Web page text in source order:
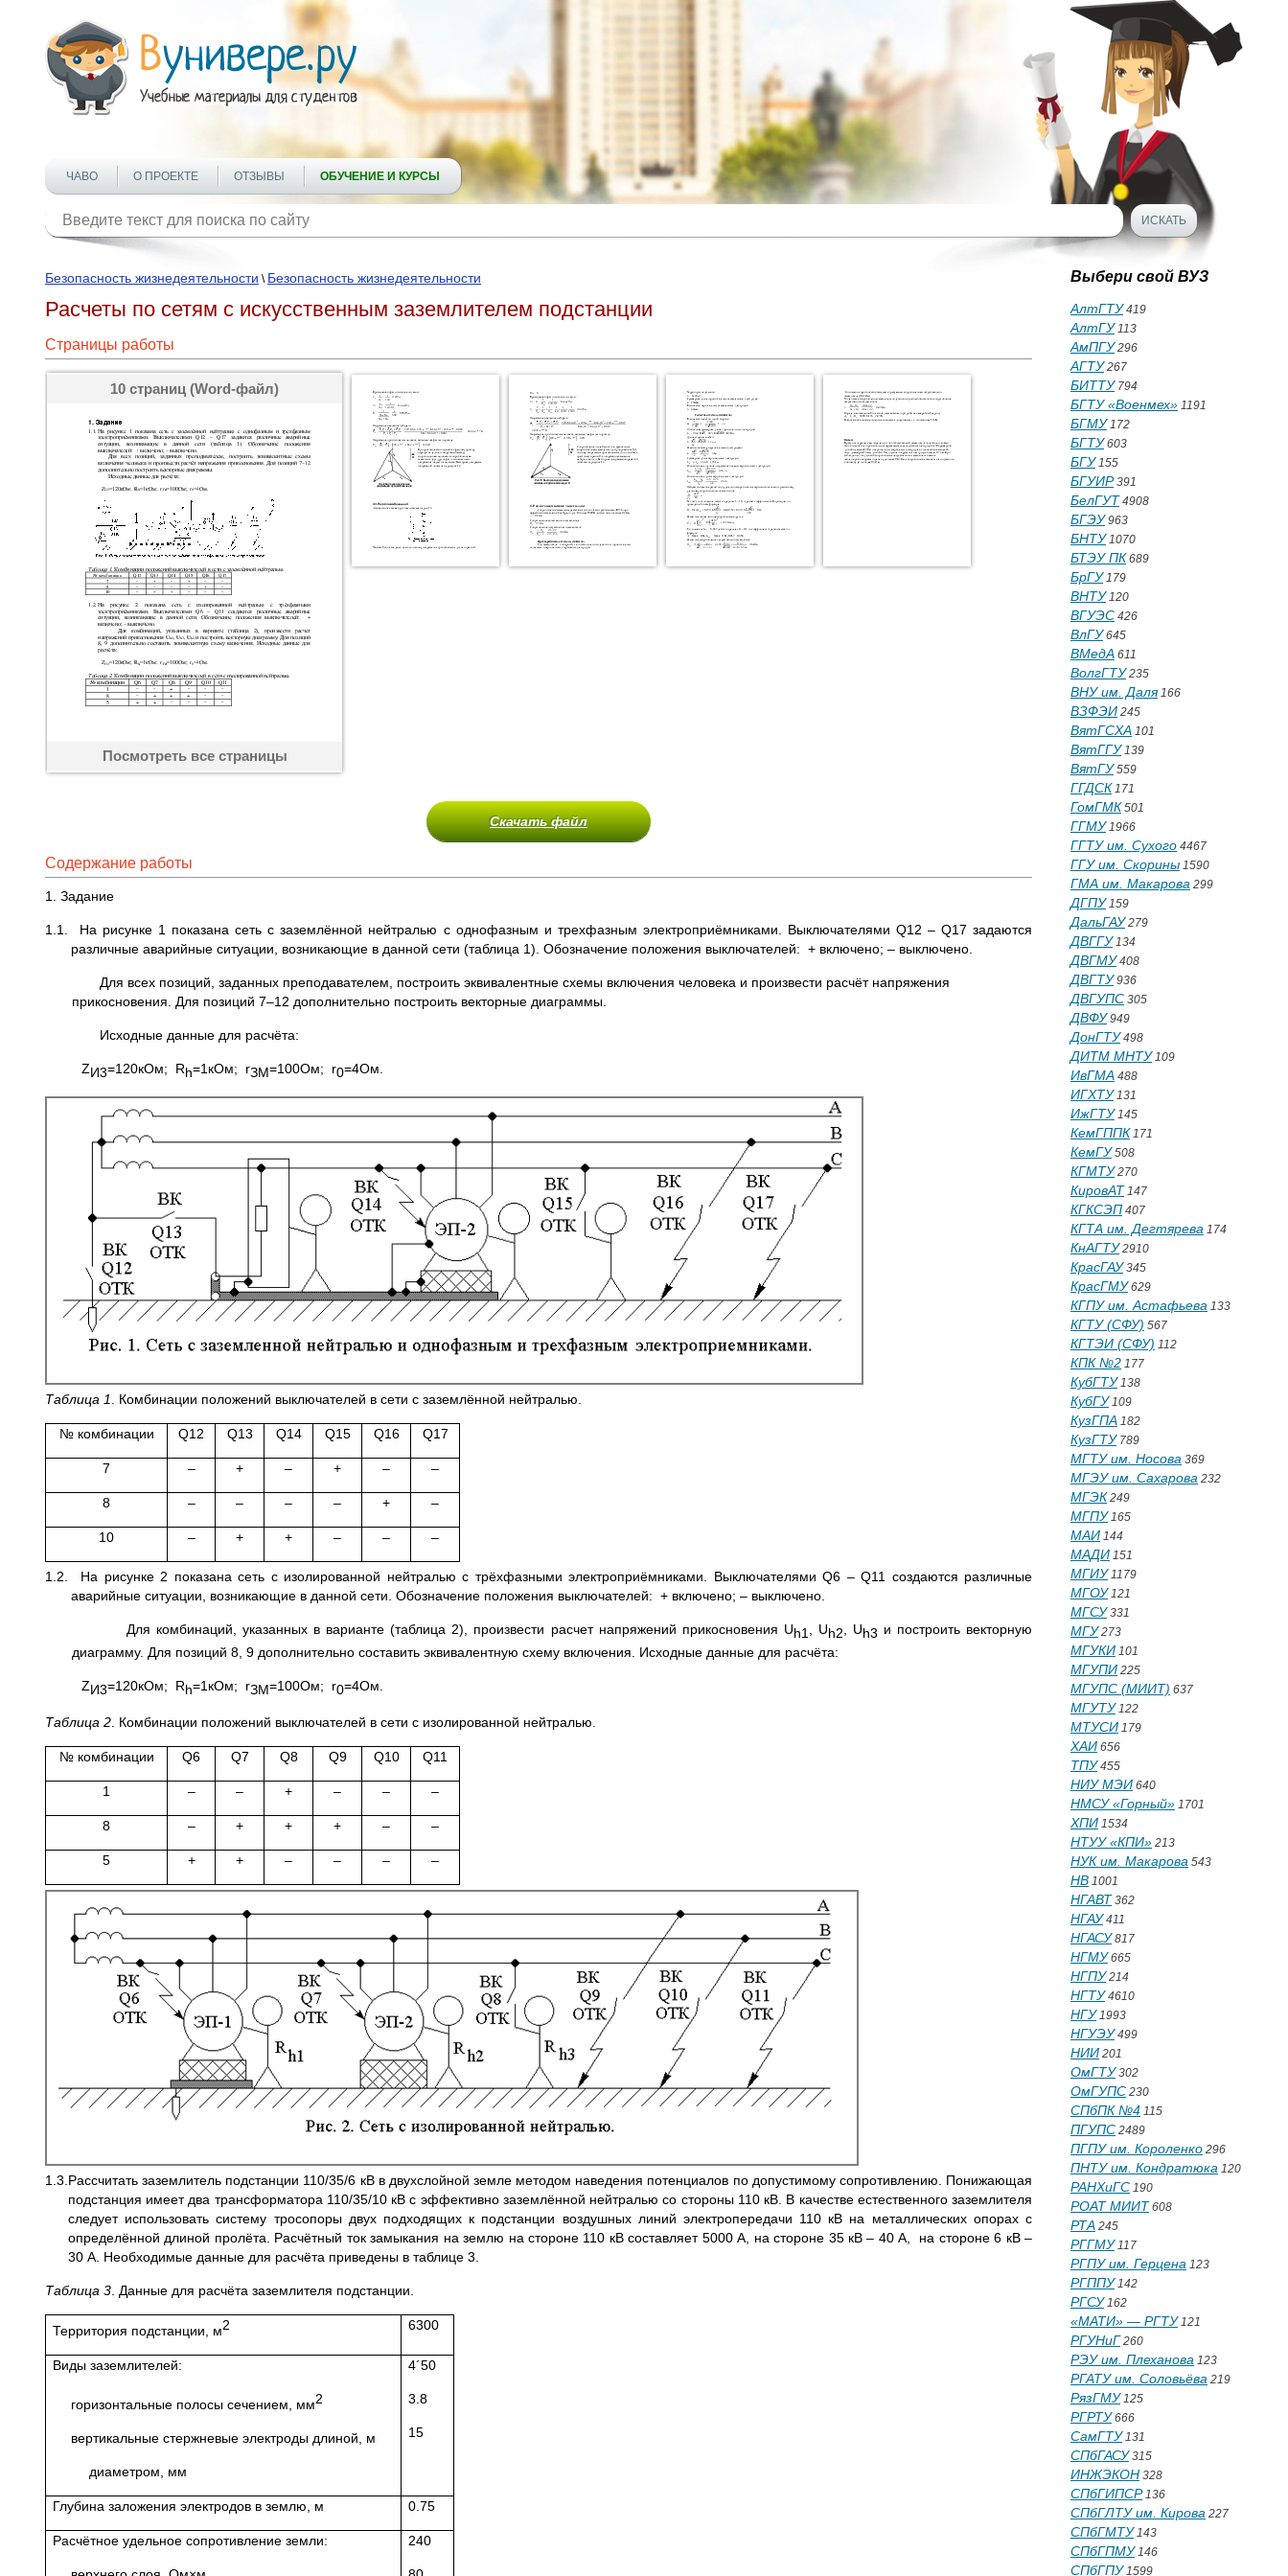
ЧАВО О ПРОЕКТЕ ОТЗЫВЫ ОБУЧЕНИЕ И КУРСЫ
Безопасность жизнедеятельности \ Безопасность жизнедеятельности
Расчеты по сетям с искусственным заземлителем подстанции
Страницы работы
10 страниц (Word-файл)
Посмотреть все страницы
Скачать файл
Содержание работы
1. Задание
1.1. На рисунке 1 показана сеть с заземлённой нейтралью с однофазным и трехфазным электроприёмниками. Выключателями Q12 – Q17 задаются
различные аварийные ситуации, возникающие в данной сети (таблица 1). Обозначение положения выключателей: + включено; – выключено.
Для всех позиций, заданных преподавателем, построить эквивалентные схемы включения человека и произвести расчёт напряжения
прикосновения. Для позиций 7–12 дополнительно построить векторные диаграммы.
Исходные данные для расчёта:
ZИ3=120кОм; Rh=1кОм; rЗМ=100Ом; r0=4Ом.
Таблица 1 . Комбинации положений выключателей в сети с заземлённой нейтралью.
№ комбинации Q12 Q13 Q14 Q15 Q16 Q17
7 – + – + – –
8 – – – – + –
10 – + + – – –
1.2. На рисунке 2 показана сеть с изолированной нейтралью с трёхфазными электроприёмниками. Выключателями Q6 – Q11 создаются различные
аварийные ситуации, возникающие в данной сети. Обозначение положения выключателей: + включено; – выключено.
Для комбинаций, указанных в варианте (таблица 2), произвести расчет напряжений прикосновения Uh1 , Uh2 , Uh3 и построить векторную
диаграмму. Для позиций 8, 9 дополнительно составить эквивалентную схему включения. Исходные данные для расчёта:
ZИ3=120кОм; Rh=1кОм; rЗМ=100Ом; r0=4Ом.
Таблица 2. Комбинации положений выключателей в сети с изолированной нейтралью.
№ комбинации Q6 Q7 Q8 Q9 Q10 Q11
1 – – + – – –
8 – + + + – –
5 + + – – – –
1.3.Рассчитать заземлитель подстанции 110/35/6 кВ в двухслойной земле методом наведения потенциалов по допустимому сопротивлению. Понижающая
подстанция имеет два трансформатора 110/35/10 кВ с эффективно заземлённой нейтралью со стороны 110 кВ. В качестве естественного заземлителя
следует использовать систему тросопоры двух подходящих к подстанции воздушных линий электропередачи 110 кВ на металлических опорах с
определённой длиной пролёта. Расчётный ток замыкания на землю на стороне 110 кВ составляет 5000 А, на стороне 35 кВ – 40 А, на стороне 6 кВ –
30 А. Необходимые данные для расчёта приведены в таблице 3.
Таблица 3. Данные для расчёта заземлителя подстанции.
Территория подстанции, м2 6300
Виды заземлителей:
горизонтальные полосы сечением, мм2
вертикальные стержневые электроды длиной, м
диаметром, мм
4´50
3.8
15
Глубина заложения электродов в землю, м 0.75
Расчётное удельное сопротивление земли: 240
Выбери свой ВУЗ
АлтГТУ419
АлтГУ113
АмПГУ296
АГТУ267
БИТТУ794
БГТУ «Военмех» 1191
БГМУ172
БГТУ603
БГУ155
БГУИР391
БелГУТ 4908
БГЭУ963
БНТУ1070
БТЭУ ПК 689
БрГУ179
ВНТУ120
ВГУЭС 426
ВлГУ645
ВМедА 611
ВолгГТУ235
ВНУ им. Даля166
ВЗФЭИ 245
ВятГСХА 101
ВятГГУ139
ВятГУ559
ГГДСК 171
ГомГМК 501
ГГМУ1966
ГГТУ им. Сухого 4467
ГГУ им. Скорины 1590
ГМА им. Макарова 299
ДГПУ159
ДальГАУ279
ДВГГУ134
ДВГМУ408
ДВГТУ936
ДВГУПС 305
ДВФУ949
ДонГТУ498
ДИТМ МНТУ109
ИвГМА 488
ИГХТУ131
ИжГТУ145
КемГППК 171
КемГУ508
КГМТУ270
КировАТ 147
КГКСЭП 407
КГТА им. Дегтярева 174
КнАГТУ2910
КрасГАУ345
КрасГМУ629
КГПУ им. Астафьева 133
КГТУ (СФУ) 567
КГТЭИ (СФУ) 112
КПК №2 177
КубГТУ138
КубГУ109
КузГПА 182
КузГТУ789
МГТУ им. Носова 369
МГЭУ им. Сахарова 232
МГЭК 249
МГПУ165
МАИ 144
МАДИ 151
МГИУ1179
МГОУ121
МГСУ331
МГУ273
МГУКИ 101
МГУПИ 225
МГУПС (МИИТ) 637
МГУТУ122
МТУСИ 179
ХАИ 656
ТПУ455
НИУ МЭИ 640
НМСУ «Горный» 1701
ХПИ 1534
НТУУ «КПИ» 213
НУК им. Макарова 543
НВ 1001
НГАВТ 362
НГАУ411
НГАСУ817
НГМУ665
НГПУ214
НГТУ4610
НГУ1993
НГУЭУ499
НИИ 201
ОмГТУ302
ОмГУПС 230
СПбПК №4 115
ПГУПС 2489
ПГПУ им. Короленко 296
ПНТУ им. Кондратюка 120
РАНХиГС 190
РОАТ МИИТ 608
РТА 245
РГГМУ117
РГПУ им. Герцена 123
РГППУ142
РГСУ162
«МАТИ» — РГТУ121
РГУНиГ 260
РЭУ им. Плеханова 123
РГАТУ им. Соловьёва 219
РязГМУ125
РГРТУ666
СамГТУ131
СПбГАСУ315
ИНЖЭКОН 328
СПбГИПСР136
СПбГЛТУ им. Кирова 227
СПбГМТУ143
СПбГПМУ146
СПбГПУ1599